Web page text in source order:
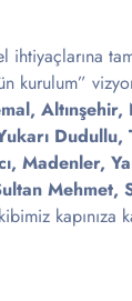
ihtiyaçlarına
kurulum”
Dudullu,
Madenler,
Mehmet,
kapınıza